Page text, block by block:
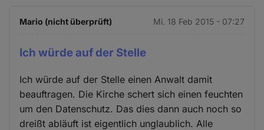
Mario (nicht überprüft) Mi. 18 Feb 2015 - 07:27
Ich würde auf der Stelle
Ich würde auf der Stelle einen Anwalt damit
beauftragen. Die Kirche schert sich einen feuchten
um den Datenschutz. Das dies dann auch noch so
dreißt abläuft ist eigentlich unglaublich. Alle